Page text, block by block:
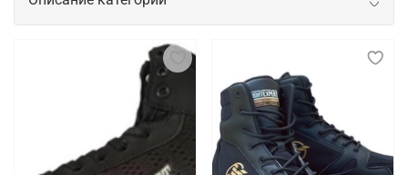
Сланцы/шлепки
Спортивная обувь для начинающих и
профессиональных спортсменов
Спортивная обувь для спортсменов важна для
обеспечения комфорта, поддержки и безопасности
во время тренировок и соревнований. Новичкам
особенно требуется пара с хорошей амортизацией